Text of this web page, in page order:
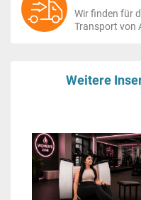
Wir finden für
Transport von
Weitere